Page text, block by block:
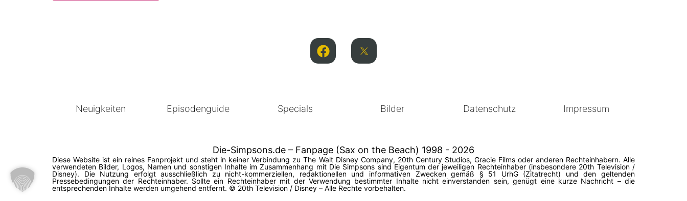
Neuigkeiten Episodenguide Specials Bilder Datenschutz Impressum
Die-Simpsons.de – Fanpage (Sax on the Beach) 1998 - 2026
Diese Website ist ein reines Fanprojekt und steht in keiner Verbindung zu The Walt Disney Company, 20th Century Studios, Gracie Films oder anderen Rechteinhabern. Alle
verwendeten Bilder, Logos, Namen und sonstigen Inhalte im Zusammenhang mit Die Simpsons sind Eigentum der jeweiligen Rechteinhaber (insbesondere 20th Television /
Disney). Die Nutzung erfolgt ausschließlich zu nicht-kommerziellen, redaktionellen und informativen Zwecken gemäß § 51 UrhG (Zitatrecht) und den geltenden
Pressebedingungen der Rechteinhaber. Sollte ein Rechteinhaber mit der Verwendung bestimmter Inhalte nicht einverstanden sein, genügt eine kurze Nachricht – die
entsprechenden Inhalte werden umgehend entfernt. © 20th Television / Disney – Alle Rechte vorbehalten.